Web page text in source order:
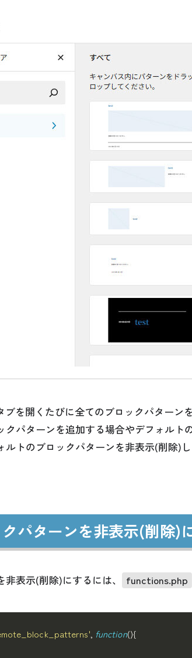
ブを開くたびに全てのブロックパター
クパターンを追加する場合やデフォルト
トのブロックパターンを非表示(削除)
パターンを非表示(削除)
表示(削除)にするには、 functions.php
function(){